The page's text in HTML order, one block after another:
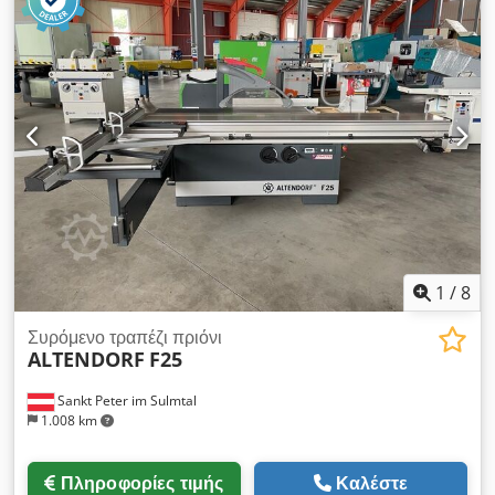
κοντά. Μπορείτε να το δοκιμάσετε σε λειτουργία έως το τέλος
του Αυγούστου 2026. Παρακαλώ υποβάλετε την προσφορά
σας για την τιμή. Περιγραφή του μηχανήματος: Dsdpfx
Amezrtb No Tock F45 Pro Drive, βασικό μηχάνημα CNC με
ανύψωση και κλίση του κύριου δίσκου: - άνω πίνακας ελέγχου
- κινητήρας 5,5 kW - 3.400-5.000 στροφές ανά λεπτό -
προκοπή σε 2 άξονες - ρύθμιση CNC από τον πίνακα -
υποδοχή για σημειώσεις - μετακίνηση 3200 mm, κουμπιά
ελέγχου στη μετακίνηση - ψηφιακή ένδειξη L - ανάγνωση 2
σταθερών στο διαμήκη οδηγό - παράλληλος οδηγός CNC 1300
mm - πνευματικός κύλινδρος, συμπεριλαμβανομένου
τηλεχειριστηρίου.
1 /8
Sankt Peter im Sulmtal
1.008 km
Συρόμενο τραπέζι πριόνι
ALTENDORF F25
Πληροφορίες τιμής Καλέστε